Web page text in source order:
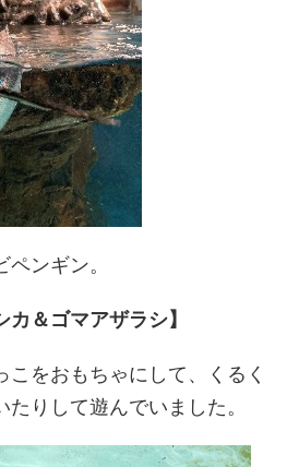
ンギン。
カ＆ゴマアザラシ】
こをおもちゃにして、くるく
りして遊んでいました。